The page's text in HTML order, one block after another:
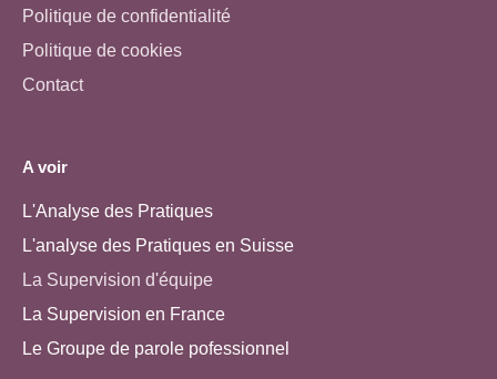
Politique de confidentialité
Politique de cookies
Contact
A voir
L'Analyse des Pratiques
L'analyse des Pratiques en Suisse
La Supervision d'équipe
La Supervision en France
Le Groupe de parole pofessionnel